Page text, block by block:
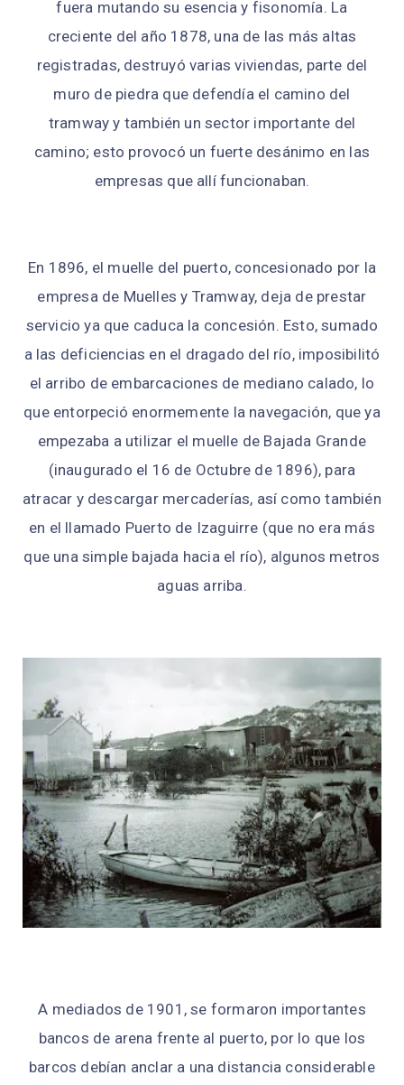
fuera mutando su esencia y fisonomía. La
creciente del año 1878, una de las más altas
registradas, destruyó varias viviendas, parte del
muro de piedra que defendía el camino del
tramway y también un sector importante del
camino; esto provocó un fuerte desánimo en las
empresas que allí funcionaban.
En 1896, el muelle del puerto, concesionado por la
empresa de Muelles y Tramway, deja de prestar
servicio ya que caduca la concesión. Esto, sumado
a las deficiencias en el dragado del río, imposibilitó
el arribo de embarcaciones de mediano calado, lo
que entorpeció enormemente la navegación, que ya
empezaba a utilizar el muelle de Bajada Grande
(inaugurado el 16 de Octubre de 1896), para
atracar y descargar mercaderías, así como también
en el llamado Puerto de Izaguirre (que no era más
que una simple bajada hacia el río), algunos metros
aguas arriba.
A mediados de 1901, se formaron importantes
bancos de arena frente al puerto, por lo que los
barcos debían anclar a una distancia considerable